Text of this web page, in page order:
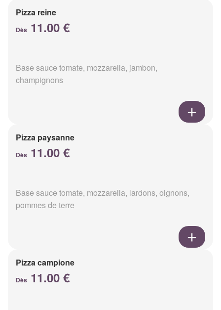
Pizza reine
Dès 11.00 €
Base sauce tomate, mozzarella, jambon,
champignons
Pizza paysanne
Dès 11.00 €
Base sauce tomate, mozzarella, lardons, oignons,
pommes de terre
Pizza campione
Dès 11.00 €